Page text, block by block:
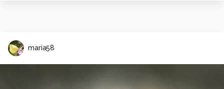
maria58